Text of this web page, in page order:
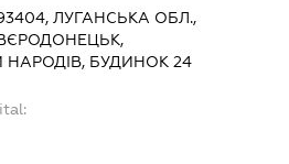
ЛУГАНСЬКА ОБЛ.,
НАРОДІВ, БУДИНОК 24